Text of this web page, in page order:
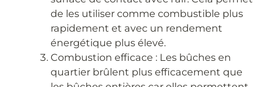
de les utiliser comme combustible plus
rapidement et avec un rendement
énergétique plus élevé.
Combustion efficace : Les bûches en
quartier brûlent plus efficacement que